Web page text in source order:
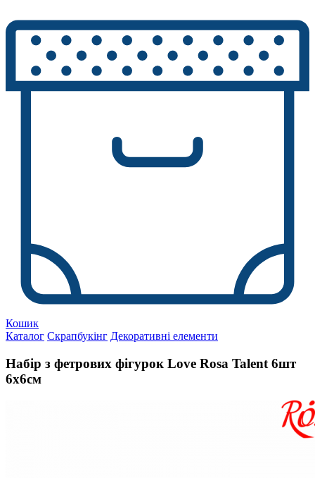
Кошик
Каталог Скрапбукінг Декоративні елементи
Набір з фетрових фігурок Love Rosa Talent 6шт
6х6см